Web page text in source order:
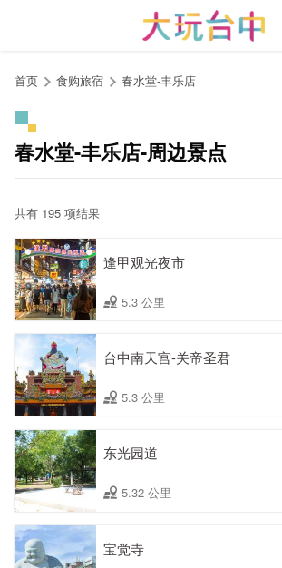
首页 食购旅宿 春水堂-丰乐店
春水堂-丰乐店-周边景点
共有 195 项结果
逢甲观光夜市
5.3 公里
台中南天宫-关帝圣君
5.3 公里
东光园道
5.32 公里
宝觉寺